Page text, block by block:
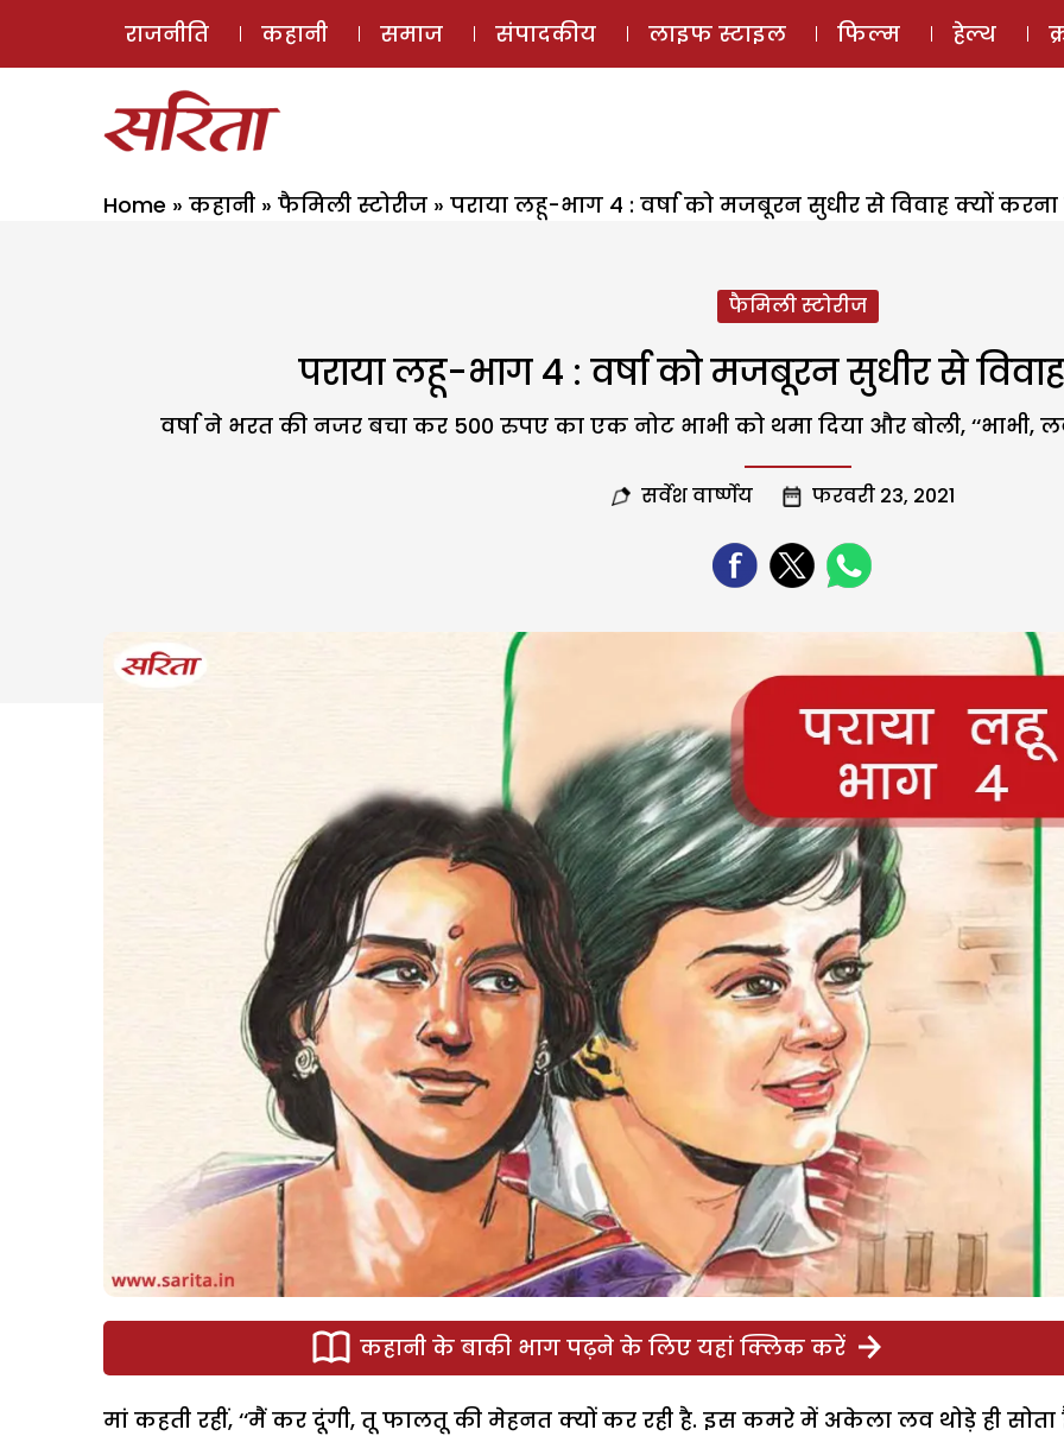
ई-मैगज़ीन
राजनीति कहानी समाज संपादकीय लाइफ स्टाइल फिल्म हेल्थ
Home » कहानी » फैमिली स्टोरीज » पराया लहू-भाग 4 : वर्षा को मजबूरन सुधीर से विवाह क्यों करना
फैमिली स्टोरीज
पराया लहू-भाग 4 : वर्षा को मजबूरन सुधीर से
वर्षा ने भरत की नजर बचा कर 500 रुपए का एक नोट भाभी को थमा दिया और बोली, ‘‘भाभी,
सर्वेश वार्ष्णेय फरवरी 23, 2021
कहानी के बाकी भाग पढ़ने के लिए यहां क्लिक करें
मां कहती रहीं, ‘‘मैं कर दूंगी, तू फालतू की मेहनत क्यों कर रही है. इस कमरे में अकेला लव थोड़े ही सोता